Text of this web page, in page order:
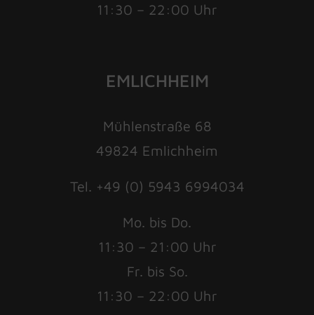
11:30 – 22:00 Uhr
EMLICHHEIM
Mühlenstraße 68
49824 Emlichheim
Tel. +49 (0) 5943 6994034
Mo. bis Do.
11:30 – 21:00 Uhr
Fr. bis So.
11:30 – 22:00 Uhr